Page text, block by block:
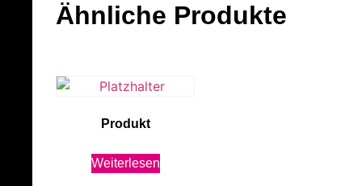
Ähnliche Produkte
Produkt
Weiterlesen